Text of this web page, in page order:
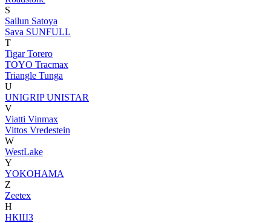
S
Sailun Satoya
Sava SUNFULL
T
TigarTorero
TOYO Tracmax
Triangle Tunga
U
UNIGRIPUNISTAR
V
Viatti Vinmax
Vittos Vredestein
W
WestLake
Y
YOKOHAMA
Z
Zeetex
Н
НКШЗ